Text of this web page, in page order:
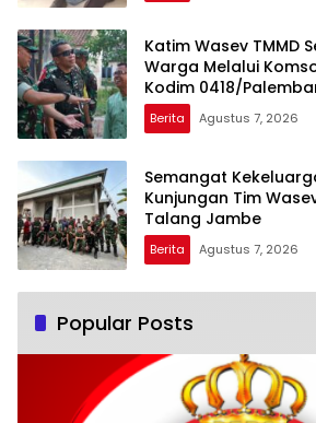
Katim Wasev TMMD
Warga Melalui
Kodim 0418/
Berita Agustus 7, 2026
Semangat
Kunjungan Tim
Talang Jambe
Berita Agustus 7, 2026
Popular Posts